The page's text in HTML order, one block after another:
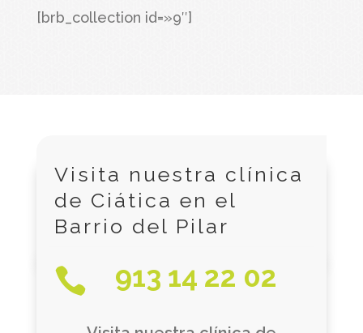
[brb_collection id=»9″]
Visita nuestra clínica
de Ciática en el
Barrio del Pilar
 913 14 22 02